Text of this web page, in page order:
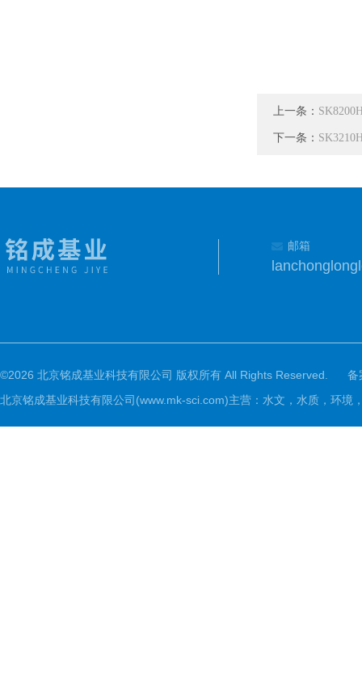
上一条：
下一条：
邮箱
©2026 北京铭成基业科技有限公司 版权所有 All Rights Reserved.
备
北京铭成基业科技有限公司(www.mk-sci.com)主营：水文，水质，环境